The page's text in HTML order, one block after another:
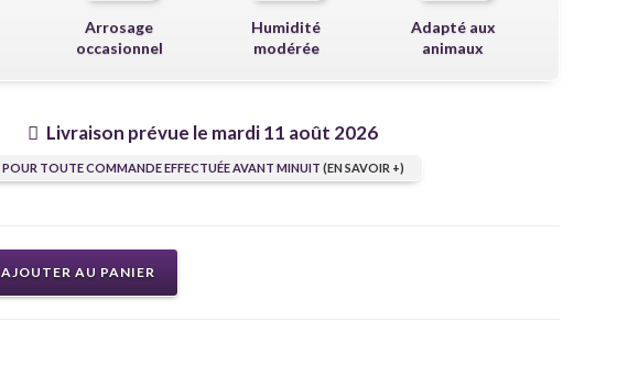
Arrosage
occasionnel
Humidité
modérée
Adapté aux
animaux
Livraison prévue le mardi 11 août 2026
POUR TOUTE COMMANDE EFFECTUÉE AVANT MINUIT (EN SAVOIR +)
AJOUTER AU PANIER